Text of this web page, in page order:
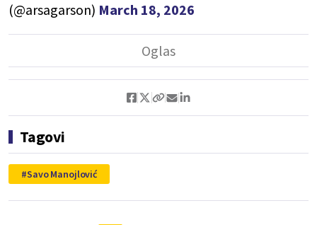
(@arsagarson) March 18, 2026
Tagovi
Savo Manojlović